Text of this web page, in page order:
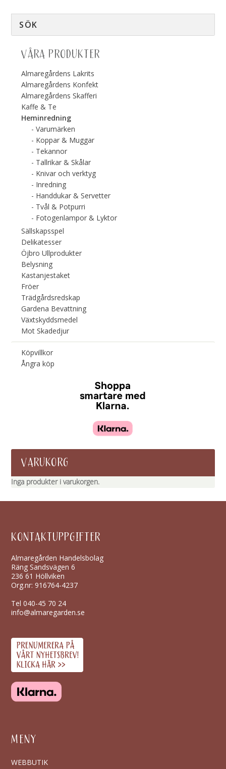
VÅRA PRODUKTER
Almaregårdens Lakrits
Almaregårdens Konfekt
Almaregårdens Skafferi
Kaffe & Te
Heminredning
Varumärken
Koppar & Muggar
Tekannor
Tallrikar & Skålar
Knivar och verktyg
Inredning
Handdukar & Servetter
Tvål & Potpurri
Fotogenlampor & Lyktor
Sällskapsspel
Delikatesser
Öjbro Ullprodukter
Belysning
Kastanjestaket
Fröer
Trädgårdsredskap
Gardena Bevattning
Växtskyddsmedel
Mot Skadedjur
Köpvillkor
Ångra köp
VARUKORG
Inga produkter i varukorgen.
KONTAKTUPPGIFTER
Almaregården Handelsbolag
Räng Sandsvägen 6
236 61 Höllviken
Org.nr: 916764-4237
Tel040-45 70 24
info@almaregarden.se
MENY
WEBBUTIK